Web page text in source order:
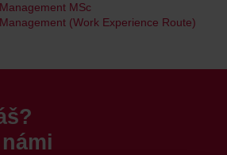
MSc
(Work Experience Route)